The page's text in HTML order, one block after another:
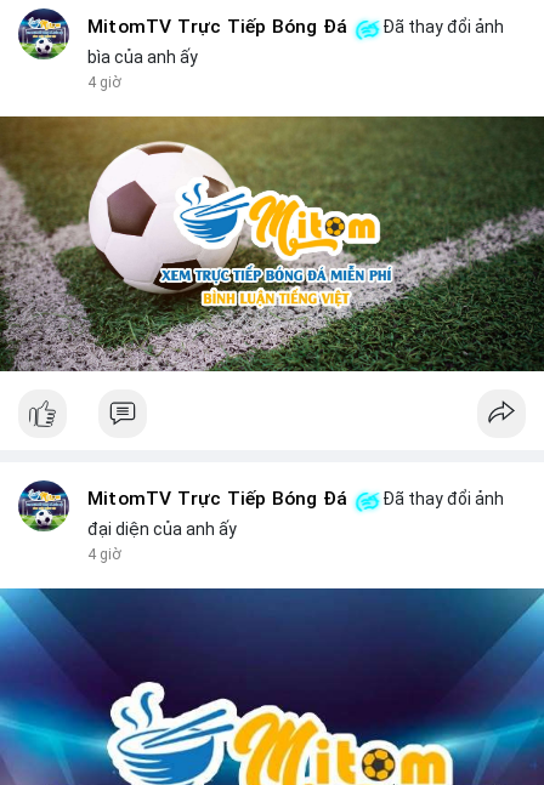
MitomTV Trực Tiếp Bóng Đá
Đã thay đổi ảnh
bìa của anh ấy
4 giờ
MitomTV Trực Tiếp Bóng Đá
Đã thay đổi ảnh
đại diện của anh ấy
4 giờ